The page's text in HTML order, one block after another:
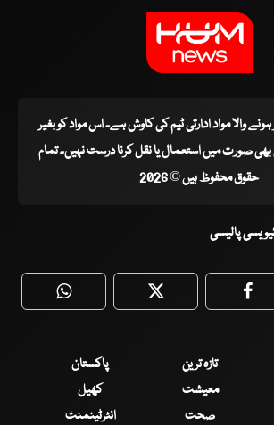
ہونے والا مواد ادارتی ٹیم کی کاوش ہے۔ اس مواد کو بغیر
صورت میں استعمال یا نقل کرنا درست نہیں۔ تمام
حقوق محفوظ ہیں © 2026
پالیسی
WhatsApp Twitter
تازہ ترین
پاکستان
معیشت
کھیل
صحت انٹرٹینمنٹ